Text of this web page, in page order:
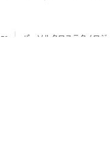
パーソルクロステクノロジー